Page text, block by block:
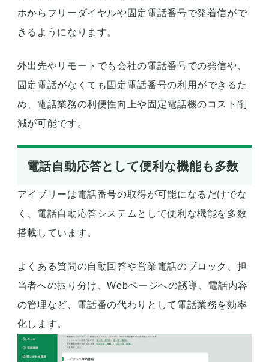
ホからフリーダイヤルや固定電話番号で発着信がで
きるようになります。
外出先やリモートでも会社の電話番号での発信や、
固定電話がなくても固定電話番号の利用ができるた
め、電話業務の利便性向上や固定電話機のコスト削
減が可能です。
電話自動応答として便利な機能も多数
アイブリーは電話番号の取得が可能になるだけでな
く、電話自動応答システムとして便利な機能を多数
搭載しています。
よくある質問の自動回答や営業電話のブロック、担
当者への振り分け、Webページへの誘導、電話内容
の管理など、電話番の代わりとして電話業務を効率
化します。